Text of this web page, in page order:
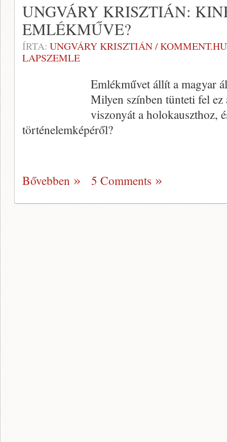
UNGVÁRY KRISZTIÁN:
EMLÉKMŰVE?
ÍRTA: UNGVÁRY KRISZTIÁN / KOMMENT.HU
LAPSZEMLE
Emlékművet állít a magyar
Milyen színben tünteti fel
viszonyát a holokauszthoz,
történelemképéről?
Bővebben 5 Comments